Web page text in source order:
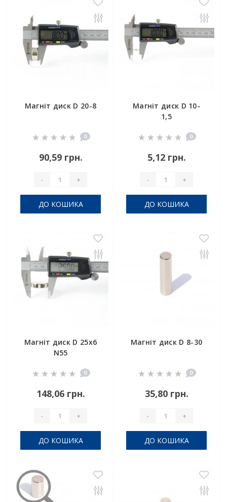
Магніт диск D 20-8
0
90,59 грн.
- +
ДО КОШИКА
Магніт диск D 10-
1,5
0
5,12 грн.
- +
ДО КОШИКА
Магніт диск D 25x6
N55
0
148,06 грн.
- +
ДО КОШИКА
Магніт диск D 8-30
0
35,80 грн.
- +
ДО КОШИКА